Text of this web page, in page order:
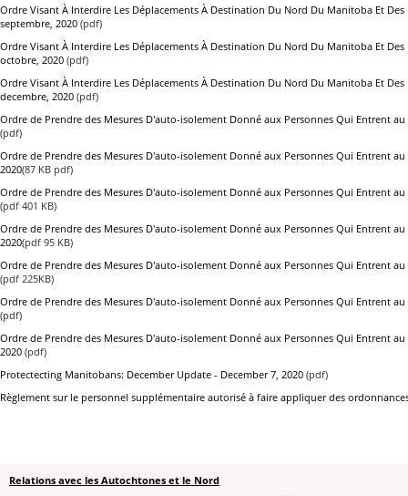
Ordre Visant À Interdire Les Déplacements À Destination Du Nord Du Manitoba Et Des
septembre, 2020 (pdf)
Ordre Visant À Interdire Les Déplacements À Destination Du Nord Du Manitoba Et Des
octobre, 2020 (pdf)
Ordre Visant À Interdire Les Déplacements À Destination Du Nord Du Manitoba Et Des
decembre, 2020 (pdf)
Ordre de Prendre des Mesures D'auto-isolement Donné aux Personnes Qui Entrent
(pdf)
Ordre de Prendre des Mesures D'auto-isolement Donné aux Personnes Qui Entrent
2020(87 KB pdf)
Ordre de Prendre des Mesures D'auto-isolement Donné aux Personnes Qui Entrent
(pdf 401 KB)
Ordre de Prendre des Mesures D'auto-isolement Donné aux Personnes Qui Entrent
2020(pdf 95 KB)
Ordre de Prendre des Mesures D'auto-isolement Donné aux Personnes Qui Entrent
(pdf 225KB)
Ordre de Prendre des Mesures D'auto-isolement Donné aux Personnes Qui Entrent
(pdf)
Ordre de Prendre des Mesures D'auto-isolement Donné aux Personnes Qui Entrent
2020 (pdf)
Protectecting Manitobans: December Update - December 7, 2020 (pdf)
Règlement sur le personnel supplémentaire autorisé à faire appliquer des
Relations avec les Autochtones et le Nord